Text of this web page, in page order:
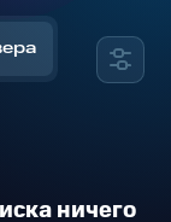
ничего